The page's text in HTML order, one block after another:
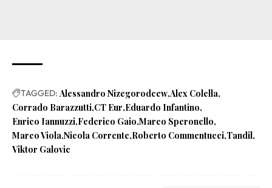
TAGGED: Alessandro Nizegorodcew Alex Colella
Corrado Barazzutti CT Eur Eduardo Infantino
Enrico Iannuzzi Federico Gaio Marco Speronello
Marco Viola Nicola Corrente Roberto Commentucci Tandil
Viktor Galovic